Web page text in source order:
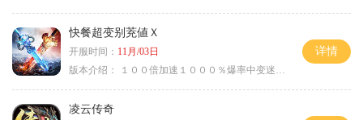
快餐超变别茺値Ｘ
开服时间： 11月/03日
版本介绍：
１００倍加速１０００％爆率中变迷失单职
详情
凌云传奇